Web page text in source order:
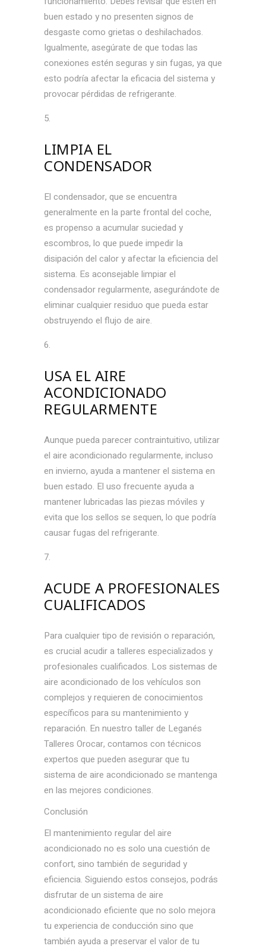
buen estado y no presenten signos de
desgaste como grietas o deshilachados.
Igualmente, asegúrate de que todas las
conexiones estén seguras y sin fugas, ya que
esto podría afectar la eficacia del sistema y
provocar pérdidas de refrigerante.
LIMPIA EL
CONDENSADOR
El condensador, que se encuentra
generalmente en la parte frontal del coche,
es propenso a acumular suciedad y
escombros, lo que puede impedir la
disipación del calor y afectar la eficiencia del
sistema. Es aconsejable limpiar el
condensador regularmente, asegurándote de
eliminar cualquier residuo que pueda estar
obstruyendo el flujo de aire.
USA EL AIRE
ACONDICIONADO
REGULARMENTE
Aunque pueda parecer contraintuitivo, utilizar
el aire acondicionado regularmente, incluso
en invierno, ayuda a mantener el sistema en
buen estado. El uso frecuente ayuda a
mantener lubricadas las piezas móviles y
evita que los sellos se sequen, lo que podría
causar fugas del refrigerante.
ACUDE A PROFESIONALES
CUALIFICADOS
Para cualquier tipo de revisión o reparación,
es crucial acudir a talleres especializados y
profesionales cualificados. Los sistemas de
aire acondicionado de los vehículos son
complejos y requieren de conocimientos
específicos para su mantenimiento y
reparación. En nuestro taller de Leganés
Talleres Orocar, contamos con técnicos
expertos que pueden asegurar que tu
sistema de aire acondicionado se mantenga
en las mejores condiciones.
Conclusión
El mantenimiento regular del aire
acondicionado no es solo una cuestión de
confort, sino también de seguridad y
eficiencia. Siguiendo estos consejos, podrás
disfrutar de un sistema de aire
acondicionado eficiente que no solo mejora
tu experiencia de conducción sino que
también ayuda a preservar el valor de tu